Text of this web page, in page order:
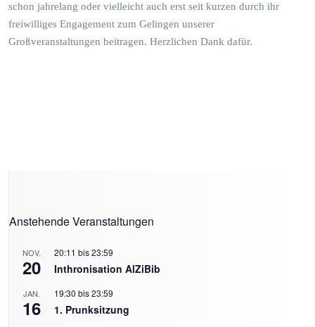
schon jahrelang oder vielleicht auch erst seit kurzen durch ihr
freiwilliges Engagement zum Gelingen unserer
Großveranstaltungen beitragen. Herzlichen Dank dafür.
Anstehende Veranstaltungen
NOV.
20
20:11 bis23:59
Inthronisation AlZiBib
JAN.
16
19:30 bis23:59
1. Prunksitzung